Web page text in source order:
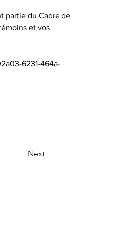
partie du Cadre de
et vos
6231-464a-
Next